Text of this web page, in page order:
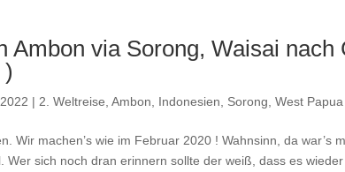
Ambon via Sorong, Waisai
| 2. Weltreise Ambon Indonesien Sorong West
Wir machen’s wie im Februar 2020 ! Wahnsinn, da war’s
Wer sich noch dran erinnern sollte der weiß, dass es